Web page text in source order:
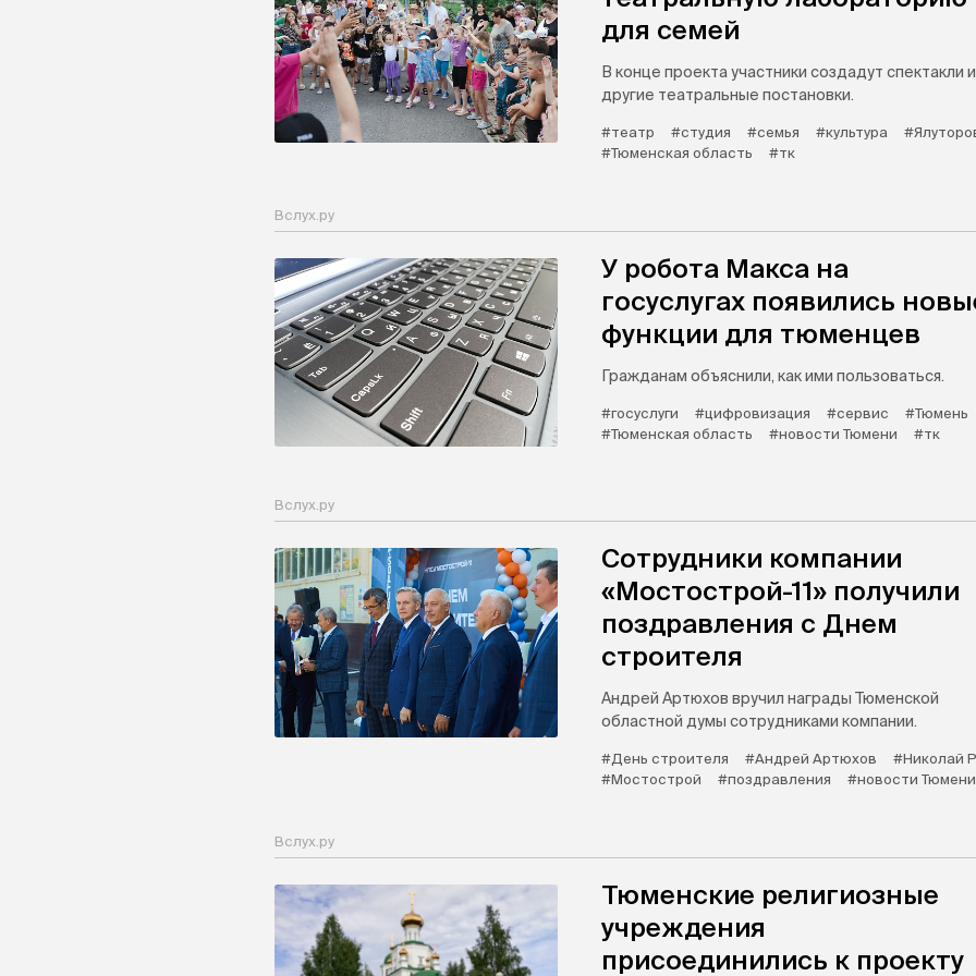
для семей
В конце проекта участники создадут спектакли и
другие театральные постановки.
#театр #студия #семья #культура
#Тюменская область
#тк
Вслух.ру
У робота Макса на
госуслугах появились
функции для тюменцев
Гражданам объяснили, как ими пользоваться.
#госуслуги #цифровизация #сервис
#Тюмень
#Тюменская область
#новости Тюмени #тк
Вслух.ру
Сотрудники компании
«Мостострой-11» получили
поздравления с Днем
строителя
Андрей Артюхов вручил награды Тюменской
областной думы сотрудниками компании.
#День строителя #Андрей Артюхов
#Николай
#Мостострой
#поздравления #новости Тюмени
Вслух.ру
Тюменские религиозные
учреждения
присоединились к проекту